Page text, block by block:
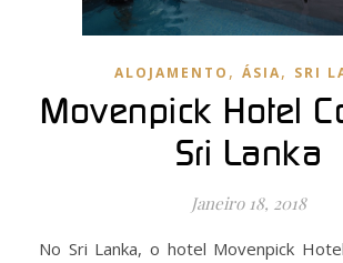
ALOJAMENTO , ÁSIA, SRI
Movenpick Hotel
Sri Lanka
Janeiro 18, 2018
No Sri Lanka, o hotel Movenpick Hotel Colombo tem